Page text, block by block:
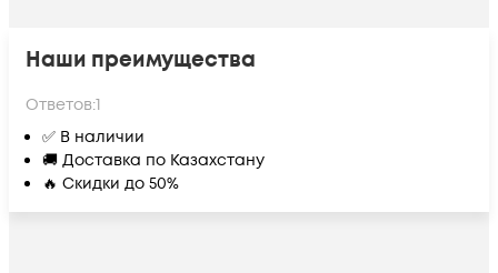
Наши преимущества
Ответов:1
✅ В наличии
🚚 Доставка по Казахстану
🔥 Скидки до 50%